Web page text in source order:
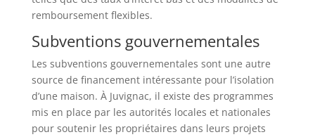
remboursement flexibles.
Subventions gouvernementales
Les subventions gouvernementales sont une autre
source de financement intéressante pour l’isolation
d’une maison. À Juvignac, il existe des programmes
mis en place par les autorités locales et nationales
pour soutenir les propriétaires dans leurs projets